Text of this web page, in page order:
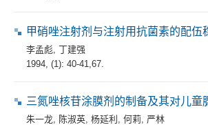
甲硝唑注射剂与注射用抗菌素的配伍
李孟彪 丁建强
1994, (1): 40-41,67.
三氮唑核苷涂膜剂的制备及其对儿童
朱一龙 陈淑英 杨延利 何莉 严林